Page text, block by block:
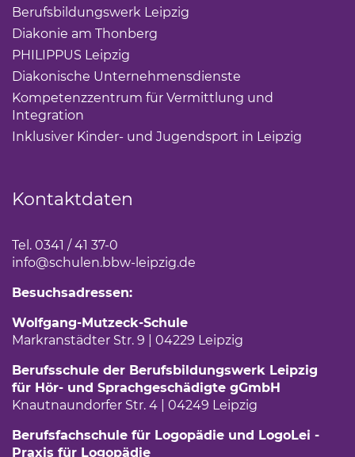
Berufsbildungswerk Leipzig
Diakonie am Thonberg
PHILIPPUS Leipzig
Diakonische Unternehmensdienste
Kompetenzzentrum für Vermittlung und
Integration
Inklusiver Kinder- und Jugendsport in Leipzig
Kontaktdaten
Tel. 0341 / 41 37-0
info@schulen.bbw-leipzig.de
Besuchsadressen:
Wolfgang-Mutzeck-Schule
Markranstädter Str. 9 | 04229 Leipzig
Berufsschule der Berufsbildungswerk Leipzig
für Hör- und Sprachgeschädigte gGmbH
Knautnaundorfer Str. 4 | 04249 Leipzig
Berufsfachschule für Logopädie und LogoLei -
Praxis für Logopädie